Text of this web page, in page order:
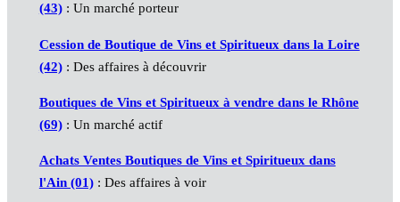
(43): Un marché porteur
Cession de Boutique de Vins et Spiritueux dans la Loire
(42): Des affaires à découvrir
Boutiques de Vins et Spiritueux à vendre dans le Rhône
(69): Un marché actif
Achats Ventes Boutiques de Vins et Spiritueux dans
l'Ain (01): Des affaires à voir